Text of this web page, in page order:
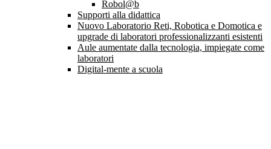
Robol@b
Supporti alla didattica
Nuovo Laboratorio Reti, Robotica e Domotica e
upgrade di laboratori professionalizzanti esistenti
Aule aumentate dalla tecnologia, impiegate come
laboratori
Digital-mente a scuola